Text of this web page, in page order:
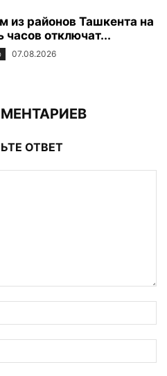
из районов Ташкента на
часов отключат...
07.08.2026
ОТВЕТ